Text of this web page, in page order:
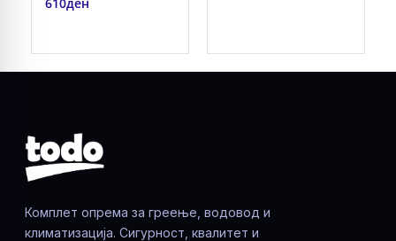
Комплет опрема за греење, водовод и
климатизација. Сигурност, квалитет и